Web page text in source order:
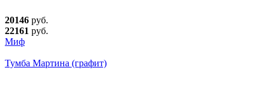
20146 руб.
22161 руб.
Миф
Тумба Мартина (графит)